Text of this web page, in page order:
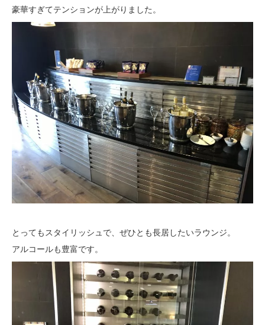
豪華すぎてテンションが上がりました。
とってもスタイリッシュで、ぜひとも長居したいラウンジ。
アルコールも豊富です。